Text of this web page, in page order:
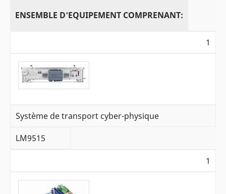
ENSEMBLE D'EQUIPEMENT COMPRENANT:
1
Système de transport cyber-physique
LM9515
1